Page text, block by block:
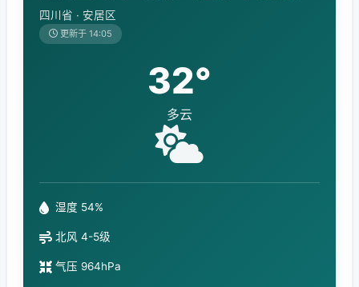
四川省 · 安居区
更新于 14:05
32°
多云
湿度 54%
北风 4-5级
气压 964hPa